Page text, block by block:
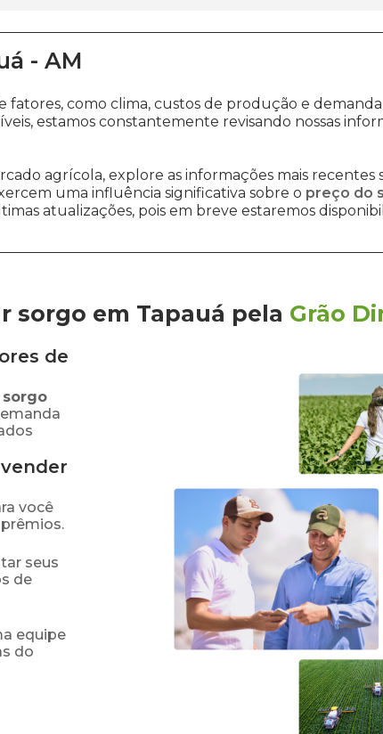
- AM
fatores, como clima, custos de produção e
estamos constantemente revisando nossas
agrícola, explore as informações mais recentes
uma influência significativa sobre o preço do
atualizações, pois em breve estaremos
sorgo em Tapauá pela Grão
de
sorgo
você
seus
de
equipe
do